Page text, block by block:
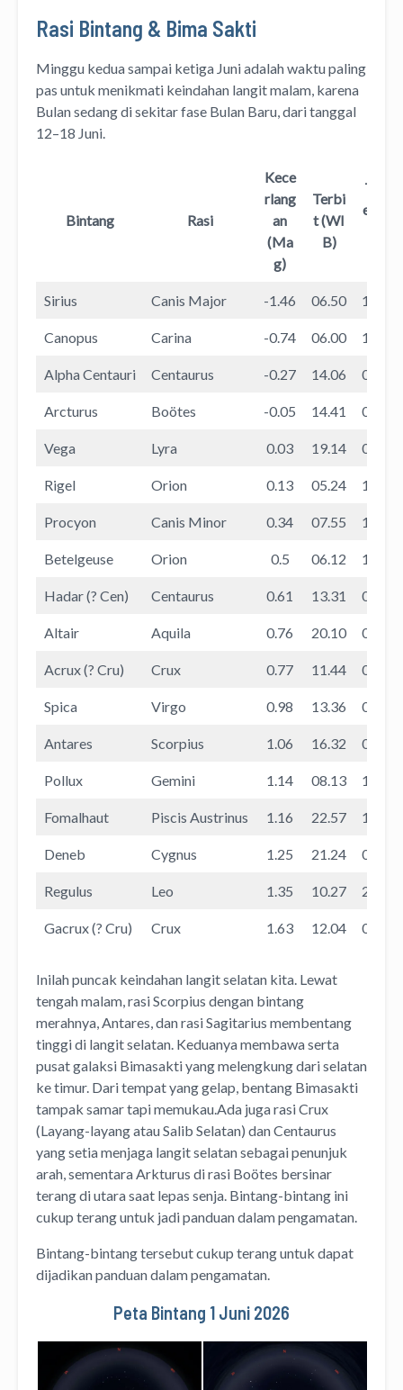
Rasi Bintang & Bima Sakti
Minggu kedua sampai ketiga Juni adalah waktu paling
pas untuk menikmati keindahan langit malam, karena
Bulan sedang di sekitar fase Bulan Baru, dari tanggal
12–18 Juni.
Bintang Rasi
Kece
rlang
an
(Ma
g)
Terbi
t (WI
B)
Terb
enam
Sirius Canis Major -1.46 06.50 19.09
Canopus Carina -0.74 06.00 19.15
Alpha Centauri Centaurus -0.27 14.06 03.45
Arcturus Boötes -0.05 14.41 02.20
Vega Lyra 0.03 19.14 06.28
Rigel Orion 0.13 05.24 17.34
Procyon Canis Minor 0.34 07.55 19.52
Betelgeuse Orion 0.5 06.12 18.07
Hadar (? Cen) Centaurus 0.61 13.31 03.08
Altair Aquila 0.76 20.10 08.00
Acrux (? Cru) Crux 0.77 11.44 01.37
Spica Virgo 0.98 13.36 01.45
Antares Scorpius 1.06 16.32 04.57
Pollux Gemini 1.14 08.13 19.46
Fomalhaut Piscis Austrinus 1.16 22.57 11.26
Deneb Cygnus 1.25 21.24 08.26
Regulus Leo 1.35 10.27 22.17
Gacrux (? Cru) Crux 1.63 12.04 01.29
Inilah puncak keindahan langit selatan kita. Lewat
tengah malam, rasi Scorpius dengan bintang
merahnya, Antares, dan rasi Sagitarius membentang
tinggi di langit selatan. Keduanya membawa serta
pusat galaksi Bimasakti yang melengkung dari selatan
ke timur. Dari tempat yang gelap, bentang Bimasakti
tampak samar tapi memukau.Ada juga rasi Crux
(Layang-layang atau Salib Selatan) dan Centaurus
yang setia menjaga langit selatan sebagai penunjuk
arah, sementara Arkturus di rasi Boötes bersinar
terang di utara saat lepas senja. Bintang-bintang ini
cukup terang untuk jadi panduan dalam pengamatan.
Bintang-bintang tersebut cukup terang untuk dapat
dijadikan panduan dalam pengamatan.
Peta Bintang 1 Juni 2026